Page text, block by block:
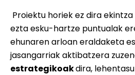
Proiektu horiek ez dira
ezta esku-hartze puntualak
ehunaren arloan eraldaketa
jasangarriak aktibatzera
estrategikoakdira,